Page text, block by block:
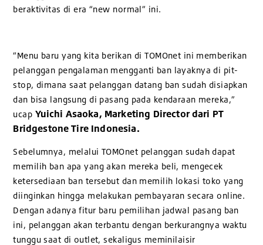
beraktivitas di era “new normal” ini.
“Menu baru yang kita berikan di TOMOnet ini memberikan
pelanggan pengalaman mengganti ban layaknya di pit-
stop, dimana saat pelanggan datang ban sudah disiapkan
dan bisa langsung di pasang pada kendaraan mereka,”
ucap Yuichi Asaoka, Marketing Director dari PT
Bridgestone Tire Indonesia.
Sebelumnya, melalui TOMOnet pelanggan sudah dapat
memilih ban apa yang akan mereka beli, mengecek
ketersediaan ban tersebut dan memilih lokasi toko yang
diinginkan hingga melakukan pembayaran secara online.
Dengan adanya fitur baru pemilihan jadwal pasang ban
ini, pelanggan akan terbantu dengan berkurangnya waktu
tunggu saat di outlet, sekaligus meminilaisir